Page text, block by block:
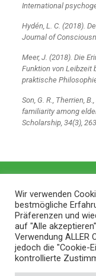
International
Hydén, L. C. (2018).
Journal of
Meer, J. (2018). Die
Funktion von Leibzeit
praktische
Son, G. R., Therrien,
familiarity among
Scholarship, 34(3),
© 2026
Wir verwenden
bestmögliche
Präferenzen und
auf "Alle
Verwendung ALLER
jedoch die "Cookie-
kontrollierte